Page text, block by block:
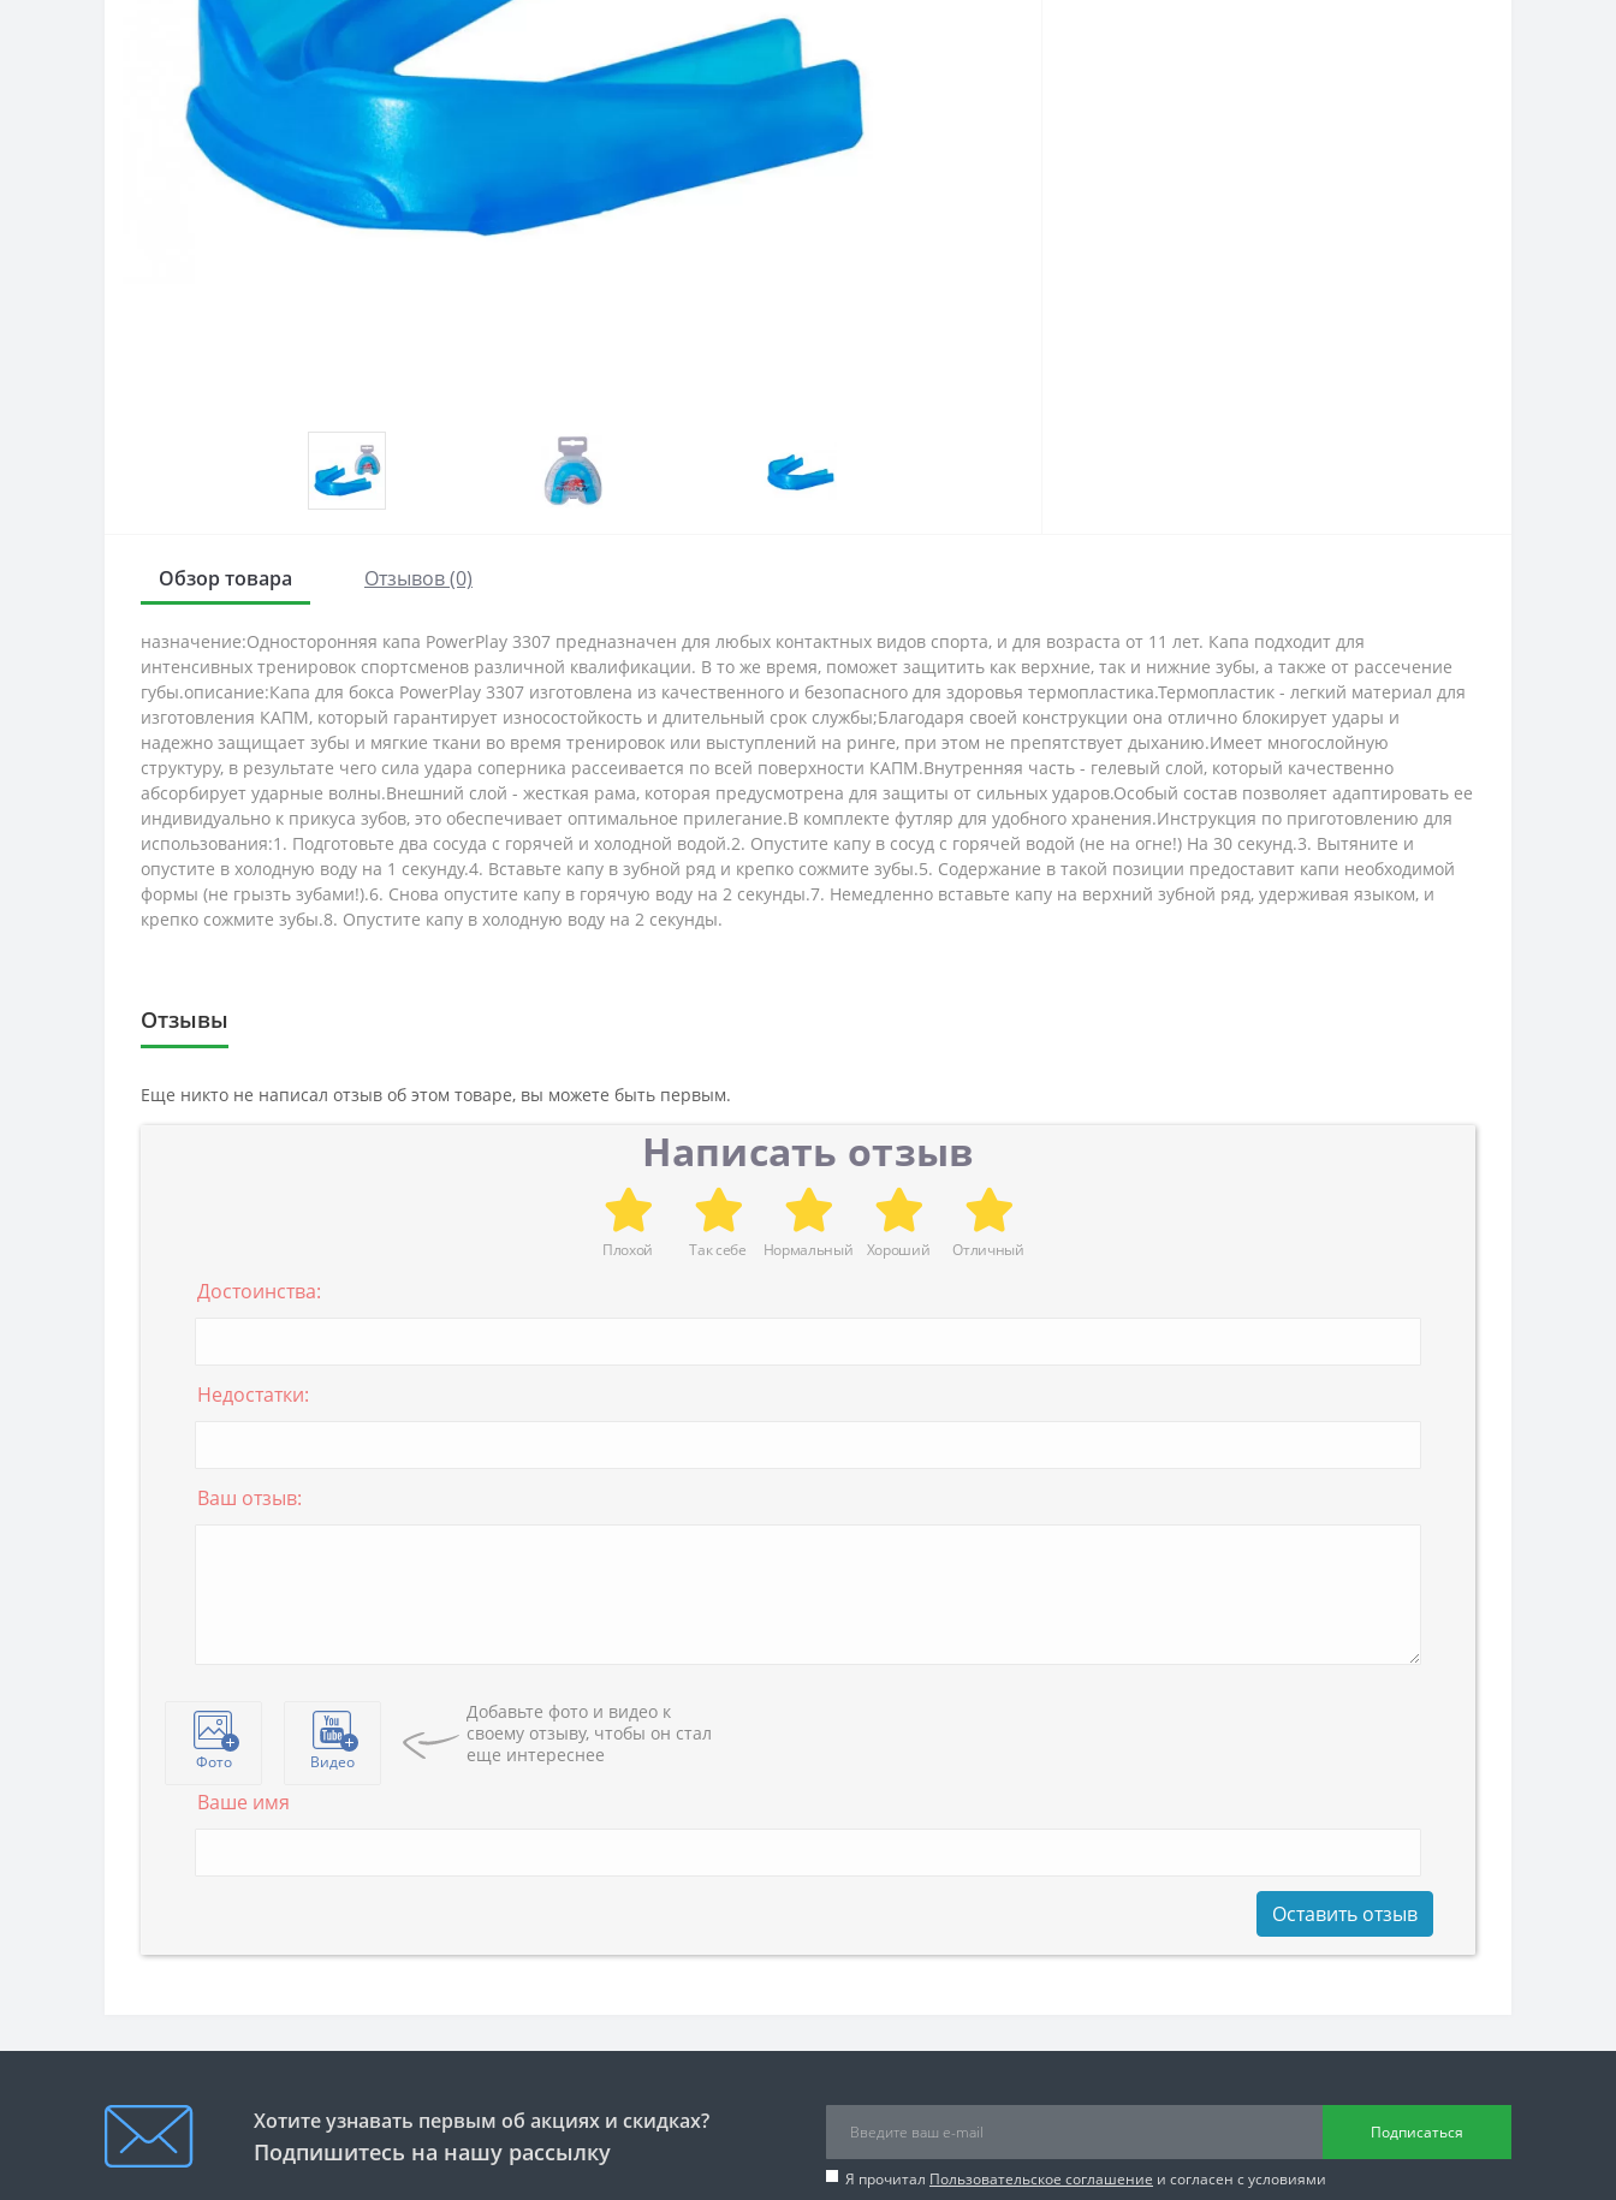
Обзор товара Отзывов (0)
назначение:Односторонняя капа PowerPlay 3307 предназначен для любых контактных видов спорта, и для возраста от 11 лет. Капа подходит для
интенсивных тренировок спортсменов различной квалификации. В то же время, поможет защитить как верхние, так и нижние зубы, а также от рассечение
губы.описание:Капа для бокса PowerPlay 3307 изготовлена ​​из качественного и безопасного для здоровья термопластика.Термопластик - легкий материал для
изготовления КАПМ, который гарантирует износостойкость и длительный срок службы;Благодаря своей конструкции она отлично блокирует удары и
надежно защищает зубы и мягкие ткани во время тренировок или выступлений на ринге, при этом не препятствует дыханию.Имеет многослойную
структуру, в результате чего сила удара соперника рассеивается по всей поверхности КАПМ.Внутренняя часть - гелевый слой, который качественно
абсорбирует ударные волны.Внешний слой - жесткая рама, которая предусмотрена для защиты от сильных ударов.Особый состав позволяет адаптировать ее
индивидуально к прикуса зубов, это обеспечивает оптимальное прилегание.В комплекте футляр для удобного хранения.Инструкция по приготовлению для
использования:1. Подготовьте два сосуда с горячей и холодной водой.2. Опустите капу в сосуд с горячей водой (не на огне!) На 30 секунд.3. Вытяните и
опустите в холодную воду на 1 секунду.4. Вставьте капу в зубной ряд и крепко сожмите зубы.5. Содержание в такой позиции предоставит капи необходимой
формы (не грызть зубами!).6. Снова опустите капу в горячую воду на 2 секунды.7. Немедленно вставьте капу на верхний зубной ряд, удерживая языком, и
крепко сожмите зубы.8. Опустите капу в холодную воду на 2 секунды.
Отзывы
Еще никто не написал отзыв об этом товаре, вы можете быть первым.
Написать отзыв
Плохой Так себе Нормальный Хороший Отличный
Достоинства:
Недостатки:
Ваш отзыв:
Фото Видео
Добавьте фото и видео к
своему отзыву, чтобы он стал
еще интереснее
Ваше имя
Оставить отзыв
Хотите узнавать первым об акциях и скидках?
Подпишитесь на нашу рассылку
Подписаться
Я прочитал Пользовательское соглашение и согласен с условиями